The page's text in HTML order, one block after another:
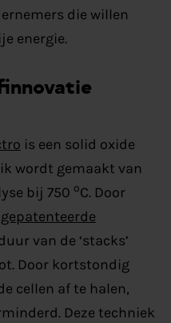
die willen
energie.
is een solid oxide
wordt gemaakt van
bij 750 oC. Door
gepatenteerde
van de ‘stacks’
Door kortstondig
cellen af te halen,
Deze techniek